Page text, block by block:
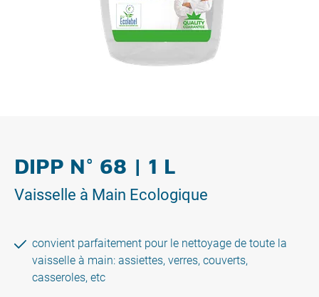
DIPP N° 68 | 1 L
Vaisselle à Main Ecologique
convient parfaitement pour le nettoyage de toute la
vaisselle à main: assiettes, verres, couverts,
casseroles, etc